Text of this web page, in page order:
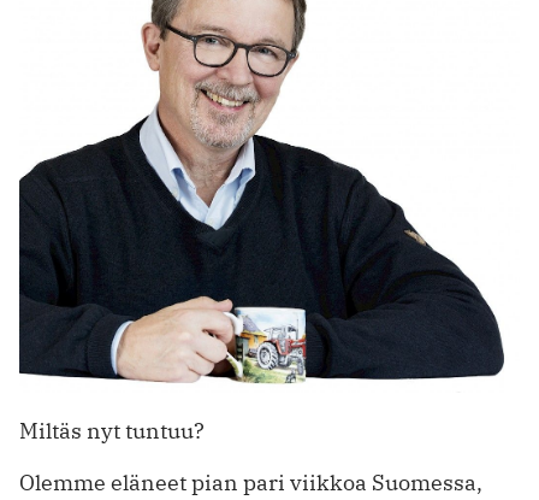
Miltäs nyt tuntuu?
Olemme eläneet pian pari viikkoa Suomessa,